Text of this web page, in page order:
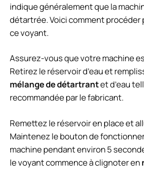
indique généralement que la
détartrée. Voici comment procéder
ce voyant.
Assurez-vous que votre machine
Retirez le réservoir d’eau et
mélange de détartrantet d’eau
recommandée par le fabricant.
Remettez le réservoir en place et
Maintenez le bouton de
machine pendant environ 5
le voyant commence à clignoter en